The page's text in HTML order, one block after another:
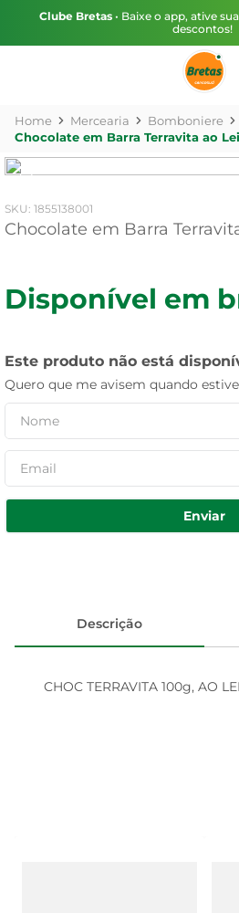
Clube Bretas • Baixe o app, ative
descontos!
Mercearia Bomboniere
Chocolate em Barra Terravita ao
: 1855138001
Chocolate em Barra
Disponível em
Este produto não está
Quero que me avisem quando
Enviar
Descrição
CHOC TERRAVITA 100g, AO